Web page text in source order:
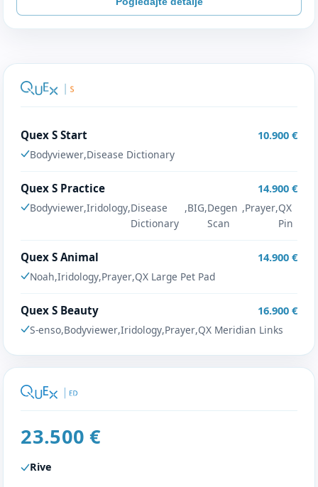
Quex S Start 10.900 €
Bodyviewer,Disease Dictionary
Quex S Practice 14.900 €
Bodyviewer,Iridology,Disease
Dictionary
,BIG,Degen
Scan
,Prayer,QX
Pin
Quex S Animal 14.900 €
Noah,Iridology,Prayer,QX Large Pet Pad
Quex S Beauty 16.900 €
S-enso,Bodyviewer,Iridology,Prayer,QX Meridian Links
23.500 €
Rive